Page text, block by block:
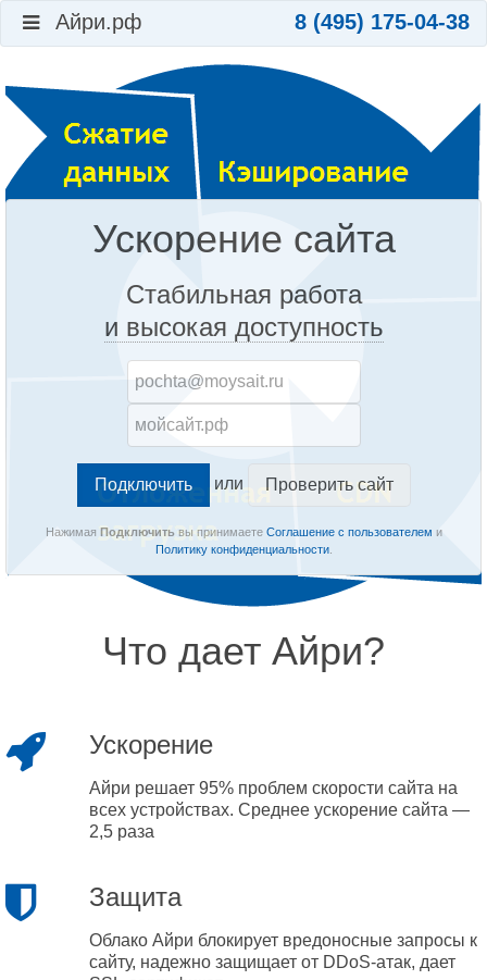
Айри.рф 8 (495) 175-04-38
Ускорение сайта
Стабильная работа
и высокая доступность
или Проверить сайт
Нажимая Подключитьвы принимаете Соглашение с пользователем и
Политику конфиденциальности.
Что дает Айри?
Ускорение
Айри решает 95% проблем скорости сайта на
всех устройствах. Среднее ускорение сайта —
2,5 раза
Защита
Облако Айри блокирует вредоносные запросы к
сайту, надежно защищает от DDoS-атак, дает